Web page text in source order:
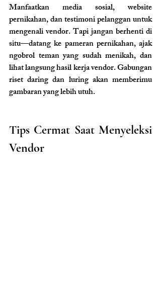
Manfaatkan media sosial, website
pernikahan, dan testimoni pelanggan untuk
mengenali vendor. Tapi jangan berhenti di
situ—datang ke pameran pernikahan, ajak
ngobrol teman yang sudah menikah, dan
lihat langsung hasil kerja vendor. Gabungan
riset daring dan luring akan memberimu
gambaran yang lebih utuh.
Tips Cermat Saat Menyeleksi
Vendor